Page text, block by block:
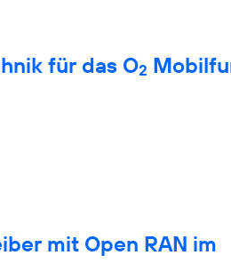
für das O2
mit Open RAN im